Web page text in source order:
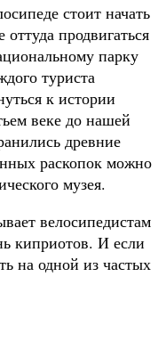
стоит начать
продвигаться
парку
туриста
к истории
веке до нашей
древние
раскопок можно
музея.
велосипедистам
киприотов. И если
на одной из частых